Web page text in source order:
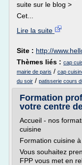
suite sur le blog >
Cet...
Lire la suite
Site : http://
Thèmes liés : cap
mairie de paris / cap
du soir / patisserie cours
Formation
votre centre
Accueil - nos
cuisine
Formation cuisine
Vous souhaitez
FPP vous met en